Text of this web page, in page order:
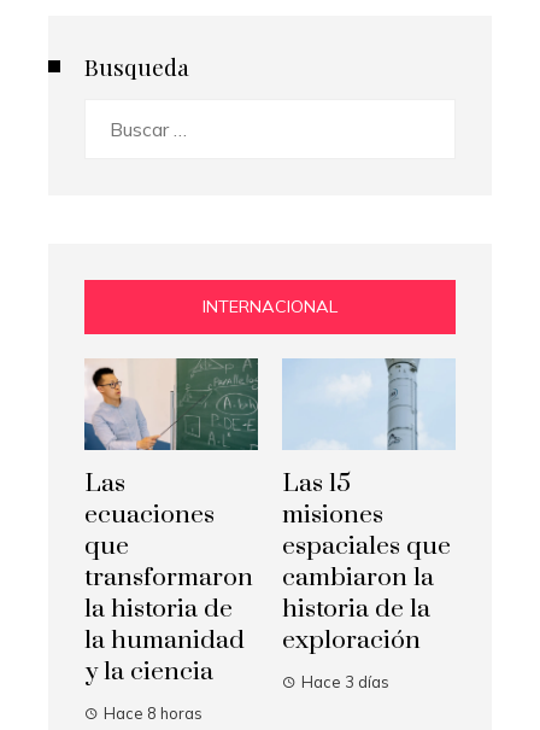
Busqueda
INTERNACIONAL
Las
ecuaciones
que
transformaron
la historia de
la humanidad
y la ciencia
Hace 8 horas
Las 15
misiones
espaciales que
cambiaron la
historia de la
exploración
Hace 3 días